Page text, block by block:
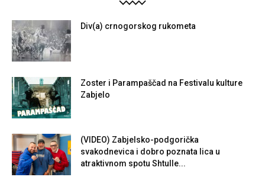
Div(a) crnogorskog rukometa
Zoster i Parampaščad na Festivalu kulture
Zabjelo
(VIDEO) Zabjelsko-podgorička
svakodnevica i dobro poznata lica u
atraktivnom spotu Shtulle...